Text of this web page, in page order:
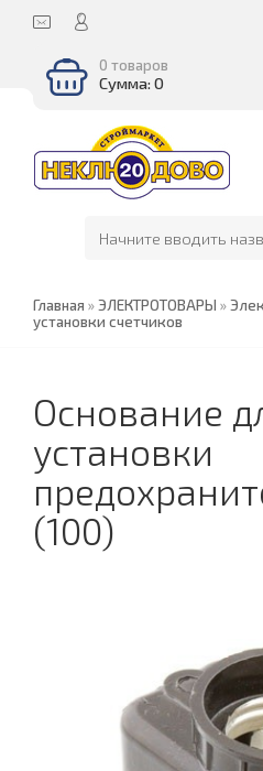
0 товаров
Сумма: 0
Главная »ЭЛЕКТРОТОВАРЫ »
установки счетчиков
Основание
установки
(100)